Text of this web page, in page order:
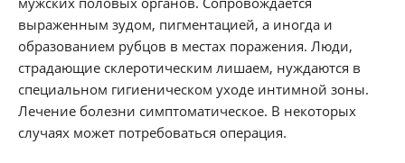
выраженным зудом, пигментацией, а иногда и
образованием рубцов в местах поражения. Люди,
страдающие склеротическим лишаем, нуждаются в
специальном гигиеническом уходе интимной зоны.
Лечение болезни симптоматическое. В некоторых
случаях может потребоваться операция.